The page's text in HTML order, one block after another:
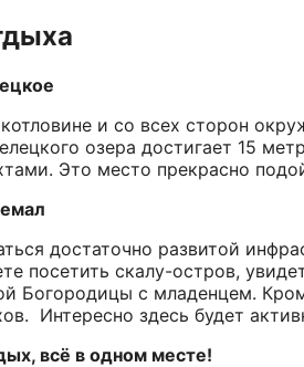
и со всех сторон
озера достигает 15
Это место прекрасно
достаточно развитой
посетить скалу-остров,
Богородицы с младенцем.
Интересно здесь будет
всё в одном месте!